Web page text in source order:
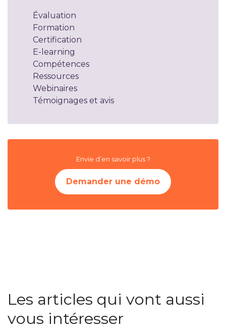
Évaluation
Formation
Certification
E-learning
Compétences
Ressources
Webinaires
Témoignages et avis
Envie d’en savoir plus ?
Demander une démo
Les articles qui vont aussi
vous intéresser